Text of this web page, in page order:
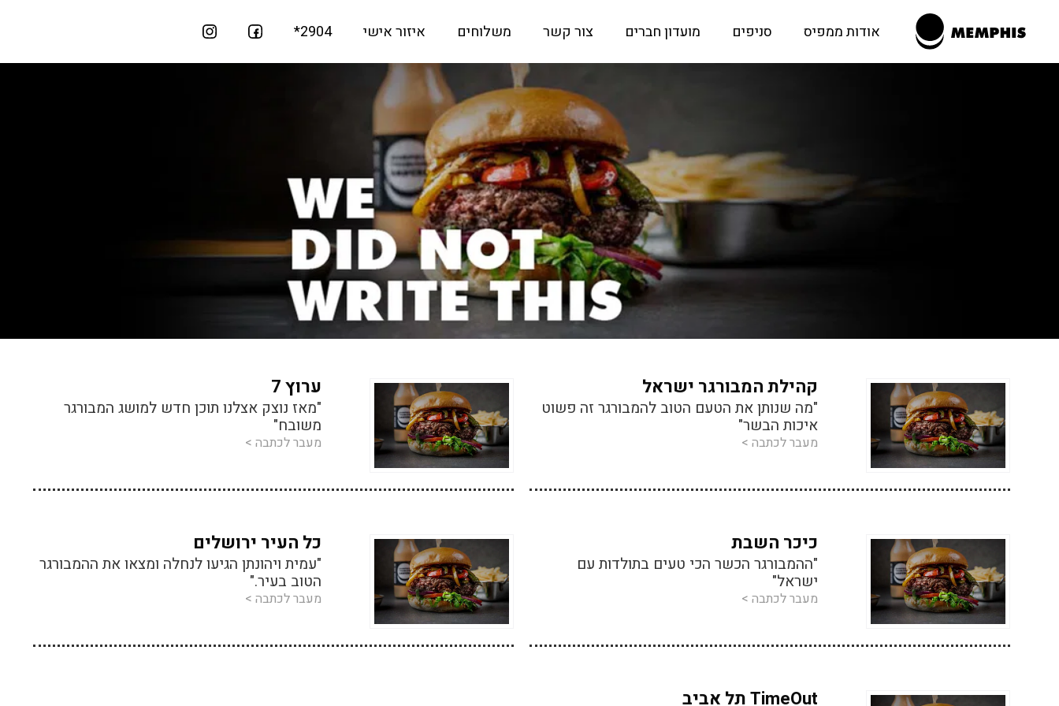
המרכזי
אודות ממפיס סניפים מועדון חברים צור קשר משלוחים איזור אישי 2904*
קהילת המבורגר ישראל
"מה שנותן את הטעם הטוב להמבורגר זה פשוט
איכות הבשר"
מעבר לכתבה >
ערוץ 7
"מאז נוצק אצלנו תוכן חדש למושג המבורגר
משובח"
מעבר לכתבה >
כיכר השבת
"ההמבורגר הכשר הכי טעים בתולדות עם
ישראל"
מעבר לכתבה >
כל העיר ירושלים
"עמית ויהונתן הגיעו לנחלה ומצאו את ההמבורגר
הטוב בעיר."
מעבר לכתבה >
TimeOut תל אביב